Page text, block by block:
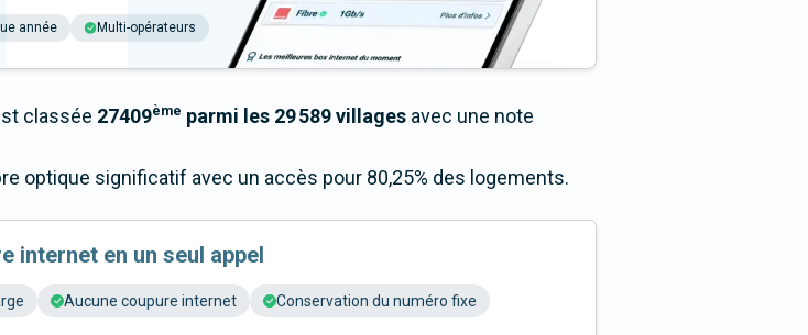
année Multi-opérateurs
classée 27409ème parmi les 29 589 villages avec une note
optique significatif avec un accès pour 80,25% des logements.
internet en un seul appel
Aucune coupure internet Conservation du numéro fixe